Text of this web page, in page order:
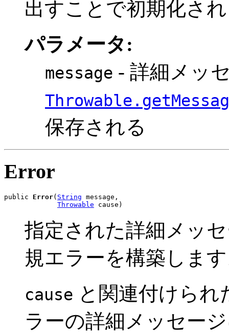
出すことで初期化さ
パラメータ:
message - 詳細メッ
保存される
Error
public Error( String message,
Throwable cause)
指定された詳細メッ
規エラーを構築しま
cause と関連付けら
ラーの詳細メッセー